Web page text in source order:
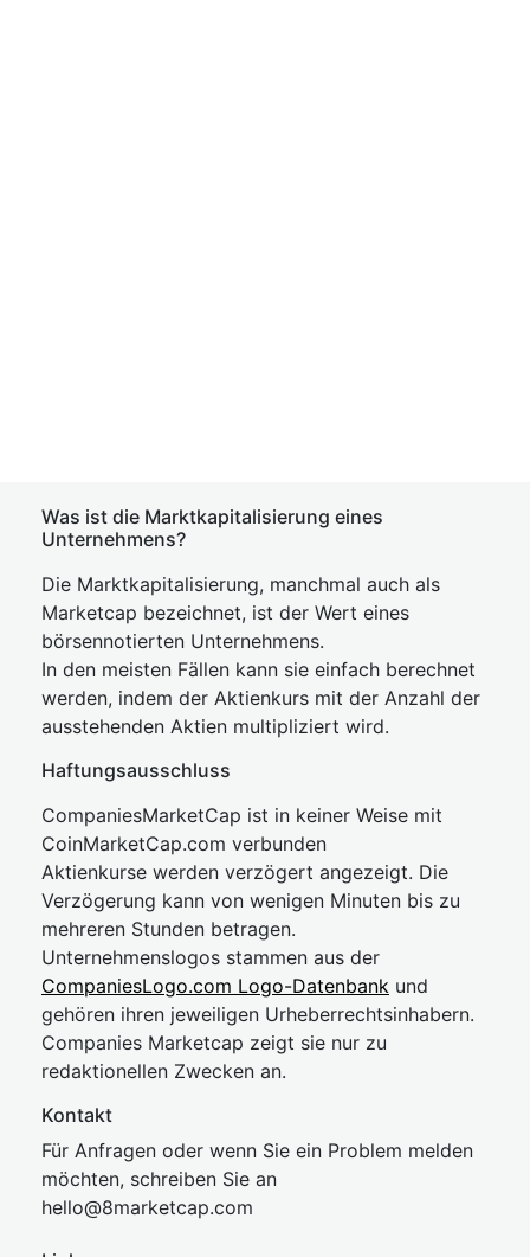
Was ist die Marktkapitalisierung eines
Unternehmens?
Die Marktkapitalisierung, manchmal auch als
Marketcap bezeichnet, ist der Wert eines
börsennotierten Unternehmens.
In den meisten Fällen kann sie einfach berechnet
werden, indem der Aktienkurs mit der Anzahl der
ausstehenden Aktien multipliziert wird.
Haftungsausschluss
CompaniesMarketCap ist in keiner Weise mit
CoinMarketCap.com verbunden
Aktienkurse werden verzögert angezeigt. Die
Verzögerung kann von wenigen Minuten bis zu
mehreren Stunden betragen.
Unternehmenslogos stammen aus der
CompaniesLogo.com Logo-Datenbank und
gehören ihren jeweiligen Urheberrechtsinhabern.
Companies Marketcap zeigt sie nur zu
redaktionellen Zwecken an.
Kontakt
Für Anfragen oder wenn Sie ein Problem melden
möchten, schreiben Sie an
hello@8marketcap.com